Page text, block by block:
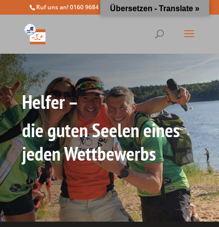
Ruf uns an! 0160 9684 4963 info@moewathlon.de
Helfer –
die guten Seelen eines
jeden Wettbewerbs
Übersetzen - Translate »